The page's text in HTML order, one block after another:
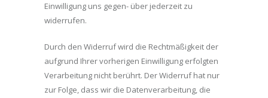
Einwilligung uns gegen- über jederzeit zu
widerrufen.
Durch den Widerruf wird die Rechtmäßigkeit der
aufgrund Ihrer vorherigen Einwilligung erfolgten
Verarbeitung nicht berührt. Der Widerruf hat nur
zur Folge, dass wir die Datenverarbeitung, die